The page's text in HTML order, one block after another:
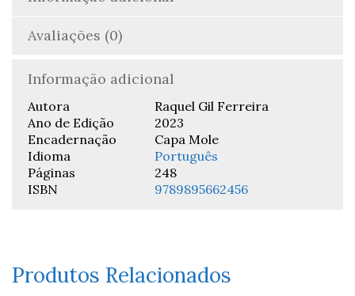
Avaliações (0)
Informação adicional
Autora
Raquel Gil Ferreira
Ano de Edição
2023
Encadernação
Capa Mole
Idioma
Português
Páginas
248
ISBN
9789895662456
Produtos Relacionados